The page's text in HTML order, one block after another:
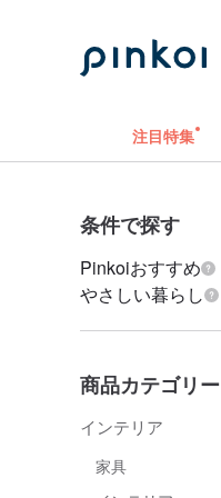
注目特集
条件で探す
Pinkoiおすすめ
やさしい暮らし
商品カテゴリー
インテリア
家具